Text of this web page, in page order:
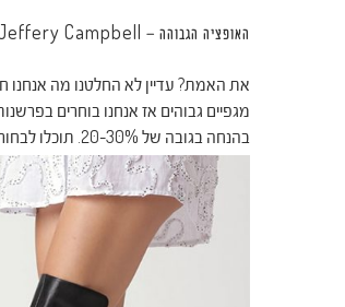
האופציה הגבוהה – Jeffery Campbell
את האמת? עדיין לא החלטנו מה אנחנו
מגפיים גבוהים אז אנחנו בוחרים
בהנחה בגובה של 20-30%. תוכלו לבחור בין